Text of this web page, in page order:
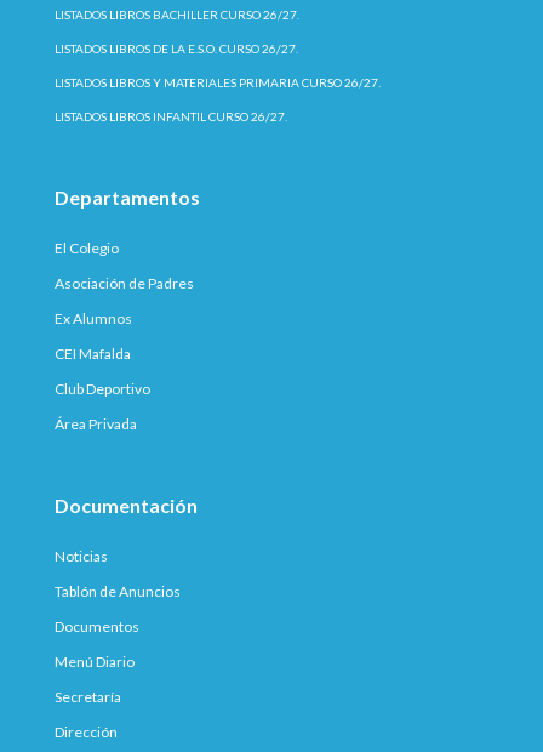
LISTADOS LIBROS BACHILLER CURSO 26/27.
LISTADOS LIBROS DE LA E.S.O. CURSO 26/27.
LISTADOS LIBROS Y MATERIALES PRIMARIA CURSO 26/27.
LISTADOS LIBROS INFANTIL CURSO 26/27.
Departamentos
El Colegio
Asociación de Padres
Ex Alumnos
CEI Mafalda
Club Deportivo
Área Privada
Documentación
Noticias
Tablón de Anuncios
Documentos
Menú Diario
Secretaría
Dirección